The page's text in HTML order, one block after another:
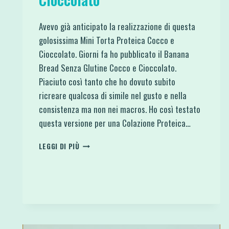
Avevo già anticipato la realizzazione di questa
golosissima Mini Torta Proteica Cocco e
Cioccolato. Giorni fa ho pubblicato il Banana
Bread Senza Glutine Cocco e Cioccolato.
Piaciuto così tanto che ho dovuto subito
ricreare qualcosa di simile nel gusto e nella
consistenza ma non nei macros. Ho così testato
questa versione per una Colazione Proteica…
LEGGI DI PIÙMINI